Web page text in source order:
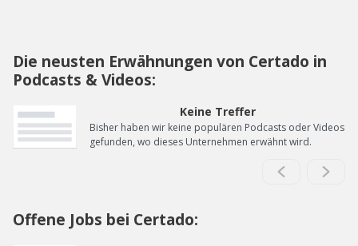
Die neusten Erwähnungen von Certado in
Podcasts & Videos:
Keine Treffer
Bisher haben wir keine populären Podcasts oder Videos
gefunden, wo dieses Unternehmen erwähnt wird.
Offene Jobs bei Certado: